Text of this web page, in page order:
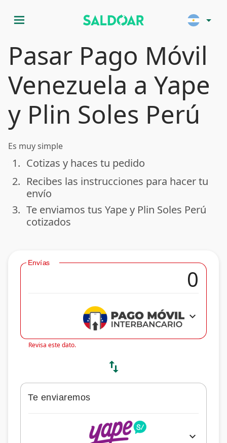
menu arrow_drop_down
Pasar Pago Móvil
Venezuela a Yape
y Plin Soles Perú
Es muy simple
done
1. Cotizas y haces tu pedido
done
2. Recibes las instrucciones para hacer tu
envío
done
3. Te enviamos tus Yape y Plin Soles Perú
cotizados
Envías
expand_more
Revisa este dato.
swap_vert
Te enviaremos
expand_more